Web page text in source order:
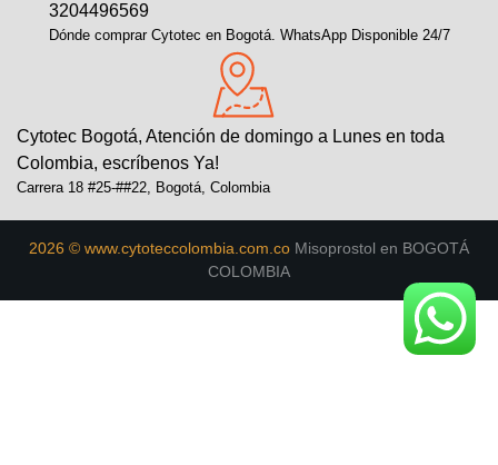
3204496569
Dónde comprar Cytotec en Bogotá. WhatsApp Disponible 24/7
Cytotec Bogotá, Atención de domingo a Lunes en toda
Colombia, escríbenos Ya!
Carrera 18 #25-##22, Bogotá, Colombia
2026 © www.cytoteccolombia.com.co Misoprostol en BOGOTÁ
COLOMBIA